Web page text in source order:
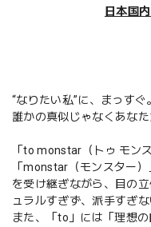
日本国
“なりたい私”に、まっすぐ。
誰かの真似じゃなくあな
「to monstar（トゥ モン
「monstar（モンスター
を受け継ぎながら、目の
ュラルすぎず、派手すぎ
また、「to」には「理想